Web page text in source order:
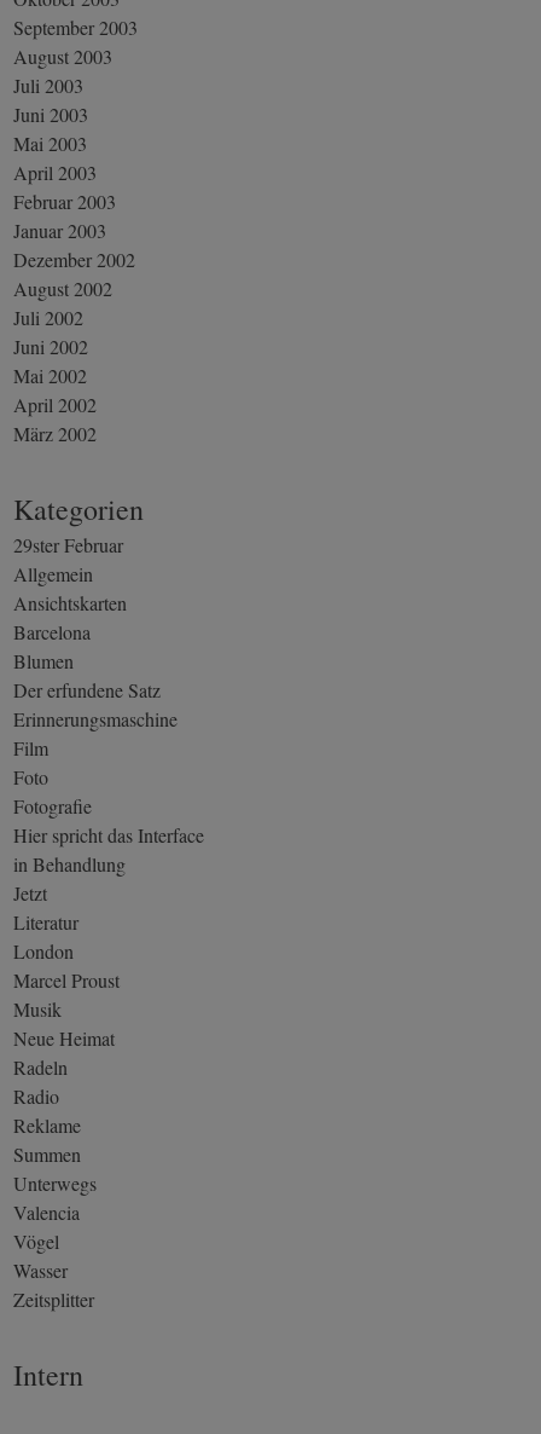
September 2003
August 2003
Juli 2003
Juni 2003
Mai 2003
April 2003
Februar 2003
Januar 2003
Dezember 2002
August 2002
Juli 2002
Juni 2002
Mai 2002
April 2002
März 2002
Kategorien
29ster Februar
Allgemein
Ansichtskarten
Barcelona
Blumen
Der erfundene Satz
Erinnerungsmaschine
Film
Foto
Fotografie
Hier spricht das Interface
in Behandlung
Jetzt
Literatur
London
Marcel Proust
Musik
Neue Heimat
Radeln
Radio
Reklame
Summen
Unterwegs
Valencia
Vögel
Wasser
Zeitsplitter
Intern